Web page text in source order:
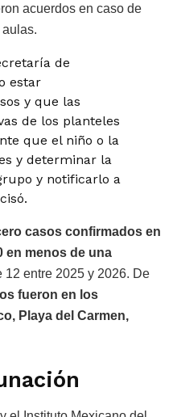
acuerdos en caso de
de
estar
y que las
de los planteles
que el niño o la
y determinar la
y notificarlo a
casos confirmados en
en menos de una
12 entre 2025 y 2026. De
fueron en los
Playa del Carmen,